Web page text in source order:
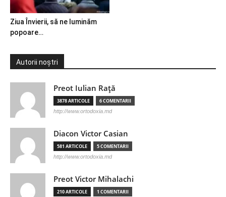
Ziua Învierii, să ne luminăm
popoare…
Autorii noștri
Preot Iulian Raţă
3878 ARTICOLE 6 COMENTARII
http://www.ortodoxia.md
Diacon Victor Casian
581 ARTICOLE 5 COMENTARII
http://www.ortodoxia.md
Preot Victor Mihalachi
210 ARTICOLE 1 COMENTARII